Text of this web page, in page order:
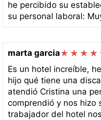
he percibido su
su personal laboral:
marta garcia
Es un hotel increíble,
hijo qué tiene una
atendió Cristina una
comprendió y nos hizo
trabajador del hotel